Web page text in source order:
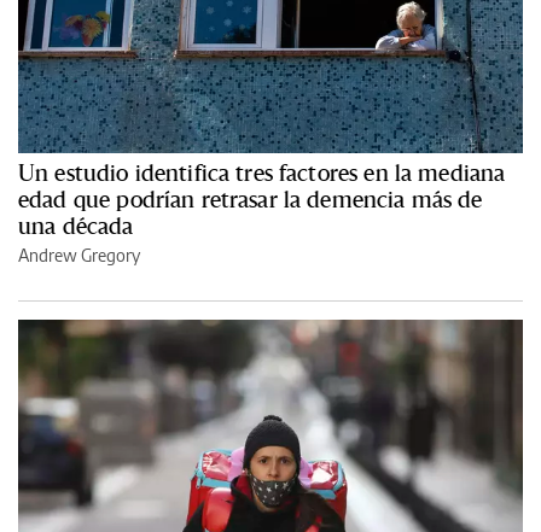
Un estudio identifica tres factores en la mediana
edad que podrían retrasar la demencia más de
una década
Andrew Gregory